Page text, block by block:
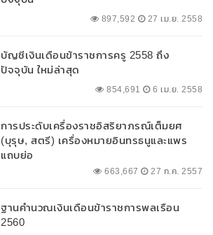
897,592 27 เม.ย. 2558
บัญชีเงินเดือนข้าราชการครู 2558 ถึง
ปัจจุบัน ใหม่ล่าสุด
854,691 6 เม.ย. 2558
การประดับเครื่องราชอิสริยาภรณ์เต็มยศ
(บุรุษ, สตรี) เครื่องหมายอินทรธนูและแพร
แถบย่อ
663,667 27 ก.ค. 2557
ฐานคำนวณเงินเดือนข้าราชการพลเรือน
2560